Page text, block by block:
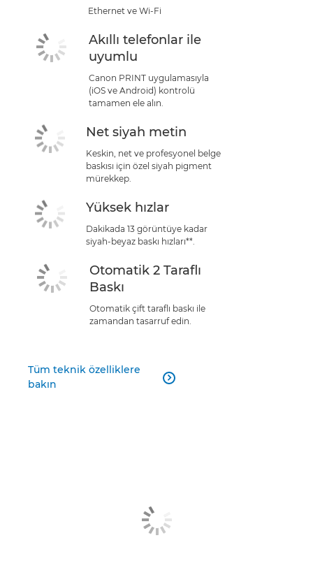
Ethernet ve Wi-Fi
Akıllı telefonlar ile
uyumlu
Canon PRINT uygulamasıyla
(iOS ve Android) kontrolü
tamamen ele alın.
Net siyah metin
Keskin, net ve profesyonel belge
baskısı için özel siyah pigment
mürekkep.
Yüksek hızlar
Dakikada 13 görüntüye kadar
siyah-beyaz baskı hızları**.
Otomatik 2 Taraflı
Baskı
Otomatik çift taraflı baskı ile
zamandan tasarruf edin.
Tüm teknik özelliklere
bakın
